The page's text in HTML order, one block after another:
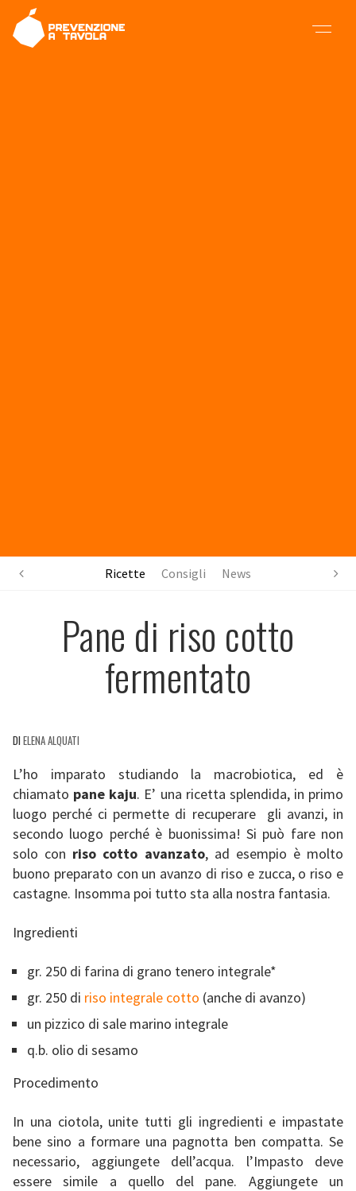
Ricette Consigli News
Pane di riso cotto
fermentato
DI ELENA ALQUATI
L’ho imparato studiando la macrobiotica, ed è
chiamato pane kaju. E’ una ricetta splendida, in primo
luogo perché ci permette di recuperare gli avanzi, in
secondo luogo perché è buonissima! Si può fare non
solo con riso cotto avanzato, ad esempio è molto
buono preparato con un avanzo di riso e zucca, o riso e
castagne. Insomma poi tutto sta alla nostra fantasia.
Ingredienti
gr. 250 di farina di grano tenero integrale*
gr. 250 di riso integrale cotto (anche di avanzo)
un pizzico di sale marino integrale
q.b. olio di sesamo
Procedimento
In una ciotola, unite tutti gli ingredienti e impastate
bene sino a formare una pagnotta ben compatta. Se
necessario, aggiungete dell’acqua. l’Impasto deve
essere simile a quello del pane. Aggiungete un